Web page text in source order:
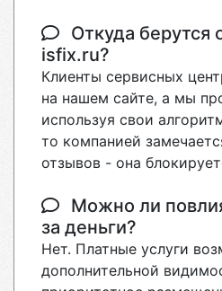
Откуда берутся
isfix.ru?
Клиенты сервисных
на нашем сайте, а мы
используя свои
то компанией
отзывов - она
Можно ли
за деньги?
Нет. Платные услуги
дополнительной